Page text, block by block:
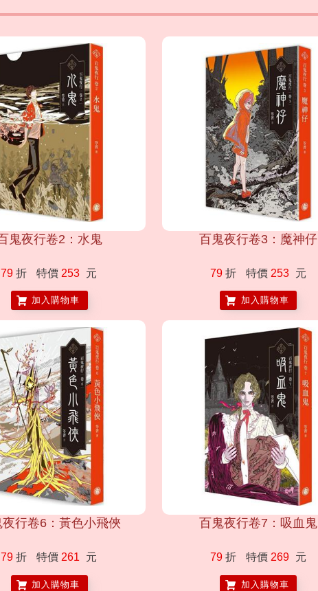
鬼夜行卷2：水鬼
79 折 特價 253 元
加入購物車
百鬼夜行卷3：魔神仔
79 折 特價 253 元
加入購物車
行卷6：黃色小飛俠
79 折 特價 261 元
加入購物車
百鬼夜行卷7：吸血鬼
79 折 特價 269 元
加入購物車